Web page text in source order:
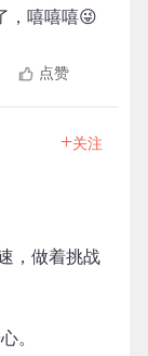
，嘻嘻嘻😜
点赞
+关注
，做着挑战
。